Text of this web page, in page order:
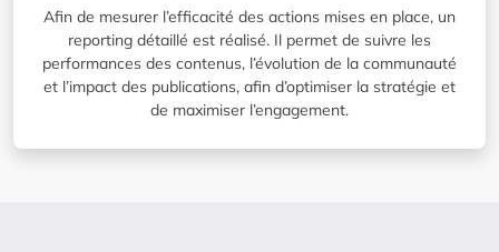
Afin de mesurer l’efficacité des actions mises en place, un
reporting détaillé est réalisé. Il permet de suivre les
performances des contenus, l’évolution de la communauté
et l’impact des publications, afin d’optimiser la stratégie et
de maximiser l’engagement.